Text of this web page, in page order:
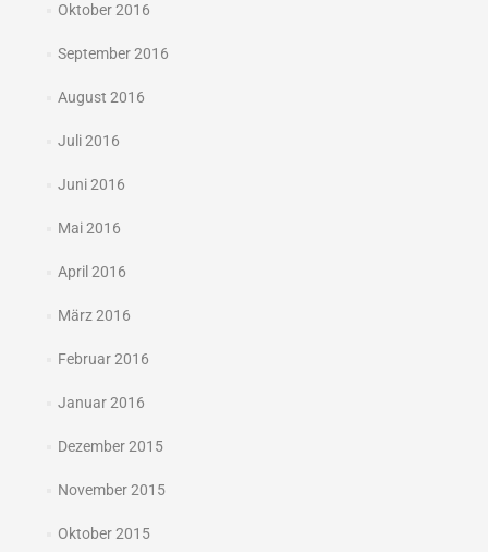
Oktober 2016
September 2016
August 2016
Juli 2016
Juni 2016
Mai 2016
April 2016
März 2016
Februar 2016
Januar 2016
Dezember 2015
November 2015
Oktober 2015